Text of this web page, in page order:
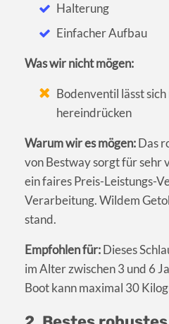
Halterung
Einfacher Aufbau
Was wir nicht mögen:
Bodenventil lässt
hereindrücken
Warum wir es mögen:Das
von Bestway sorgt für sehr
ein faires Preis-Leistungs-
Verarbeitung. Wildem
stand.
Empfohlen für:Dieses
im Alter zwischen 3 und 6
Boot kann maximal 30